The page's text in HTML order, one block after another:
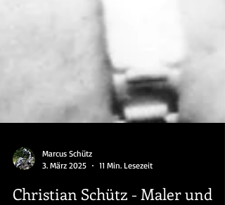
3. März 2025
11 Min. Lesezeit